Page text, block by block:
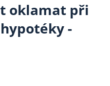
oklamat při
-